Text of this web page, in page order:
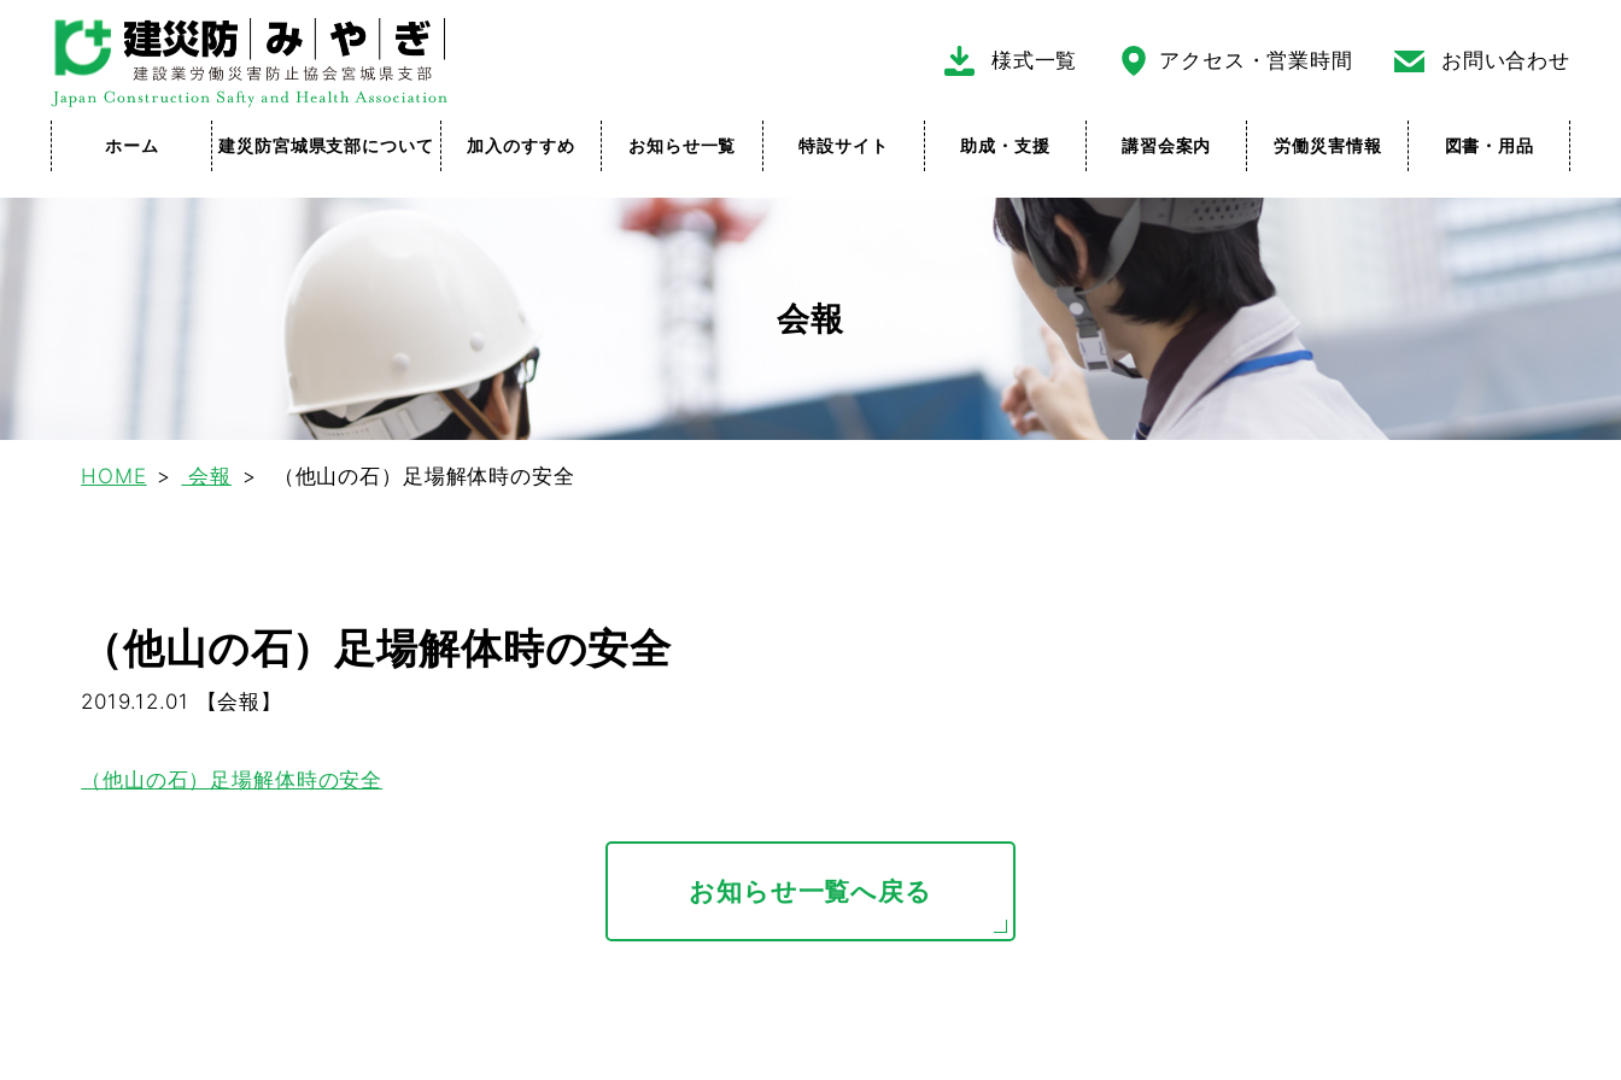
様式一覧 アクセス・営業時間 お問い合わせ
ホーム 建災防宮城県支部について 加入のすすめ お知らせ一覧 特設サイト 助成・支援 講習会案内 労働災害情報 図書・用品
会報
HOME 会報 （他山の石）足場解体時の安全
（他山の石）足場解体時の安全
2019.12.01 【会報】
（他山の石）足場解体時の安全
お知らせ一覧へ戻る